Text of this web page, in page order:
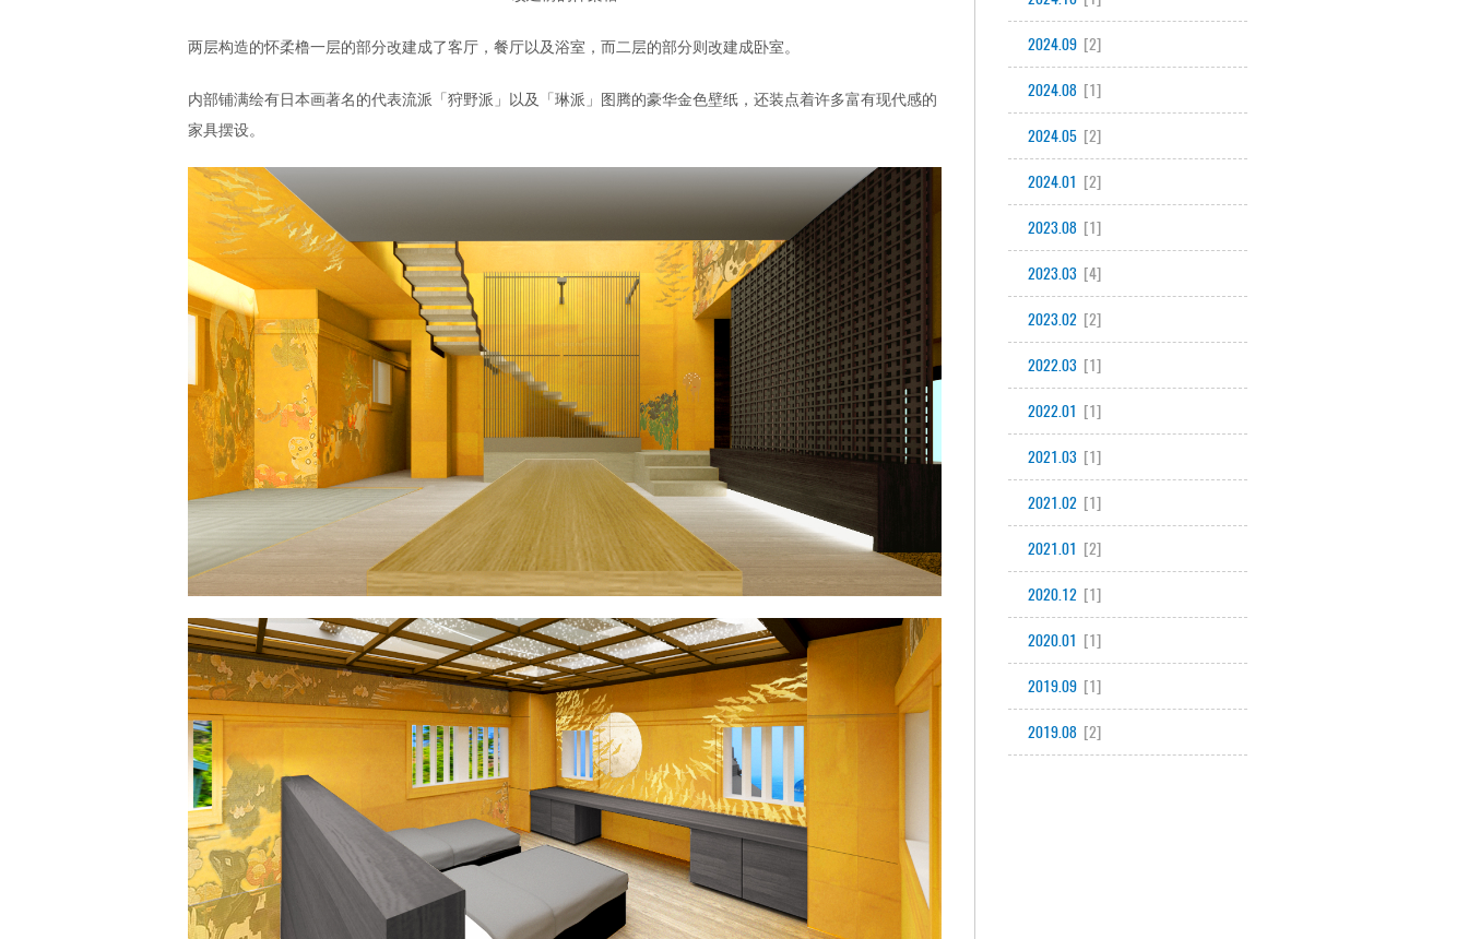
两层构造的怀柔橹一层的部分改建成了客厅，餐厅以及浴室，而二层的部分则改建成卧室。
内部铺满绘有日本画著名的代表流派「狩野派」以及「琳派」图腾的豪华金色壁纸，还装点着许多富有现代感的
家具摆设。
2024.09 [2]
2024.08 [1]
2024.05 [2]
2024.01 [2]
2023.08 [1]
2023.03 [4]
2023.02 [2]
2022.03 [1]
2022.01 [1]
2021.03 [1]
2021.02 [1]
2021.01 [2]
2020.12 [1]
2020.01 [1]
2019.09 [1]
2019.08 [2]